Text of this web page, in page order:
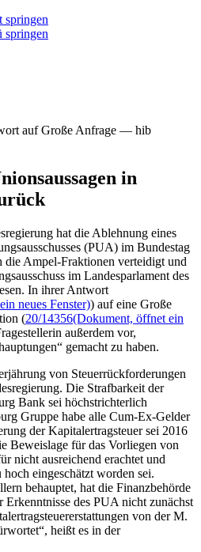
springen
springen
auf Große Anfrage — hib
in
hat die Ablehnung eines
(PUA) im Bundestag
die Ampel-Fraktionen verteidigt und
im Landesparlament des
In ihrer Antwort
neues Fenster)) auf eine Große
(20/14356(Dokument, öffnet ein
außerdem vor,
gemacht zu haben.
von Steuerrückforderungen
Die Strafbarkeit der
Bank sei höchstrichterlich
Gruppe habe alle Cum-Ex-Gelder
der Kapitalertragsteuer sei 2016
Beweislage für das Vorliegen von
nicht ausreichend erachtet und
eingeschätzt worden sei.
behauptet, hat die Finanzbehörde
Erkenntnisse des PUA nicht zunächst
von der M.
heißt es in der